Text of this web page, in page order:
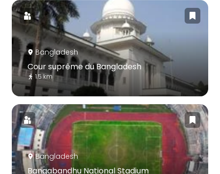
Bangladesh
Cour suprême du Bangladesh
1.5 km
Bangladesh
Bangabandhu National Stadium